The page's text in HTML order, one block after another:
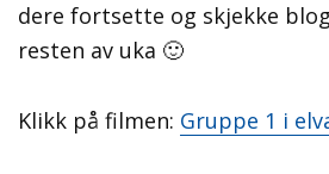
dere fortsette og skjekke
resten av uka 🙂
Klikk på filmen: Gruppe 1 i